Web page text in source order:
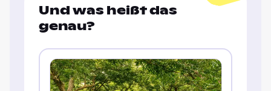
Und was heißt das
genau?